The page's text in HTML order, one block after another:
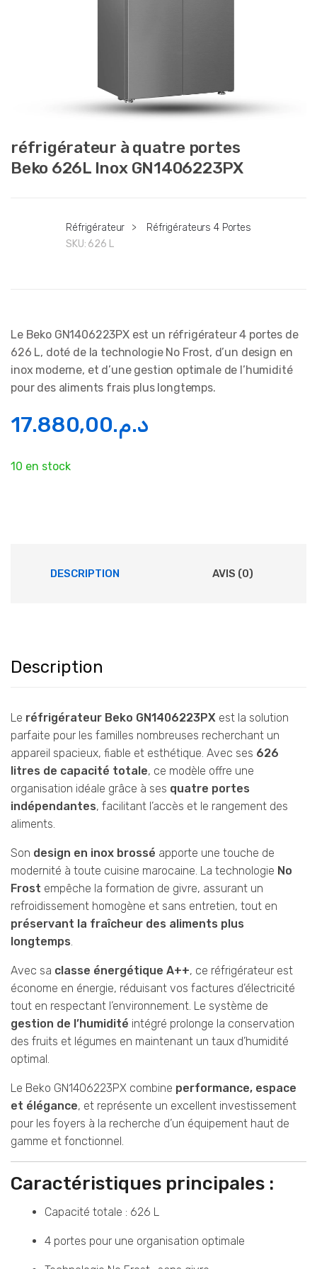
réfrigérateur à quatre portes
Beko 626L Inox GN1406223PX
Réfrigérateur >
Réfrigérateurs 4 Portes
SKU: 626 L
Le Beko GN1406223PX est un réfrigérateur 4 portes de
626 L, doté de la technologie No Frost, d’un design en
inox moderne, et d’une gestion optimale de l’humidité
pour des aliments frais plus longtemps.
د.م.17.880,00
10 en stock
DESCRIPTION AVIS (0)
Description
Le réfrigérateur Beko GN1406223PX est la solution
parfaite pour les familles nombreuses recherchant un
appareil spacieux, fiable et esthétique. Avec ses 626
litres de capacité totale, ce modèle offre une
organisation idéale grâce à ses quatre portes
indépendantes, facilitant l’accès et le rangement des
aliments.
Son design en inox brossé apporte une touche de
modernité à toute cuisine marocaine. La technologie No
Frost empêche la formation de givre, assurant un
refroidissement homogène et sans entretien, tout en
préservant la fraîcheur des aliments plus
longtemps
Avec sa classe énergétique A++, ce réfrigérateur est
économe en énergie, réduisant vos factures d’électricité
tout en respectant l’environnement. Le système de
gestion de l’humidité intégré prolonge la conservation
des fruits et légumes en maintenant un taux d’humidité
optimal.
Le Beko GN1406223PX combine performance, espace
et élégance, et représente un excellent investissement
pour les foyers à la recherche d’un équipement haut de
gamme et fonctionnel.
Caractéristiques principales :
Capacité totale : 626 L
4 portes pour une organisation optimale